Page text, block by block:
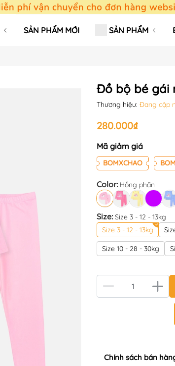
SẢN PHẨM MỚI SẢN PHẨM
Đồ bộ bé gái
Thương hiệu: Đang cập
280.000₫
Mã giảm giá
BOMXCHAO
Color: Hồng phấn
Size:Size 3 - 12 - 13kg
Size 3 - 12 - 13kg
Size 10 - 28 - 30kg
Chính sách bán